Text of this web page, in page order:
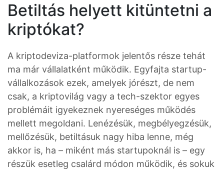
Betiltás helyett kitüntetni a
kriptókat?
A kriptodeviza-platformok jelentős része tehát
ma már vállalatként működik. Egyfajta startup-
vállalkozások ezek, amelyek jórészt, de nem
csak, a kriptovilág vagy a tech-szektor egyes
problémáit igyekeznek nyereséges működés
mellett megoldani. Lenézésük, megbélyegzésük,
mellőzésük, betiltásuk nagy hiba lenne, még
akkor is, ha – miként más startupoknál is – egy
részük esetleg csalárd módon működik, és sokuk